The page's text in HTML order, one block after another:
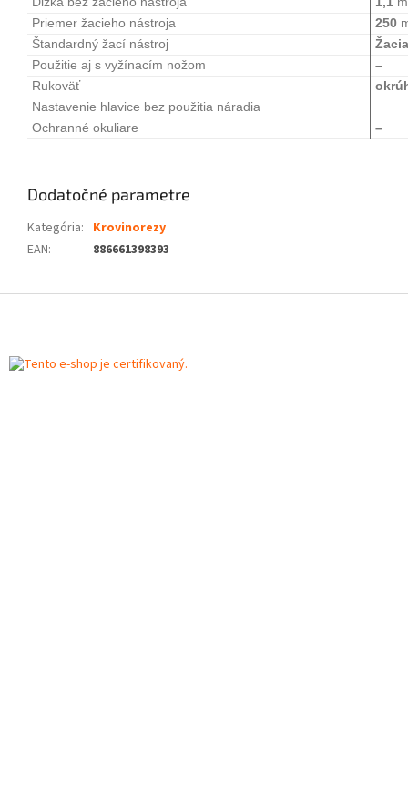
Priemer žacieho nástroja
250
Štandardný žací nástroj
Použitie aj s vyžínacím nožom
–
Rukoväť
Nastavenie hlavice bez použitia náradia
Ochranné okuliare
–
Dodatočné parametre
Kategória: Krovinorezy
EAN: 886661398393